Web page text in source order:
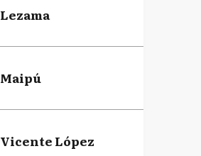
Lezama
Maipú
Vicente López